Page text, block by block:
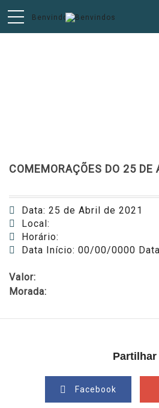
COMEMORAÇÕES DO 25 DE
Data: 25 de Abril de 2021
Local:
Horário:
Data Início: 00/00/0000
Valor:
Morada:
Partilhar
Facebook